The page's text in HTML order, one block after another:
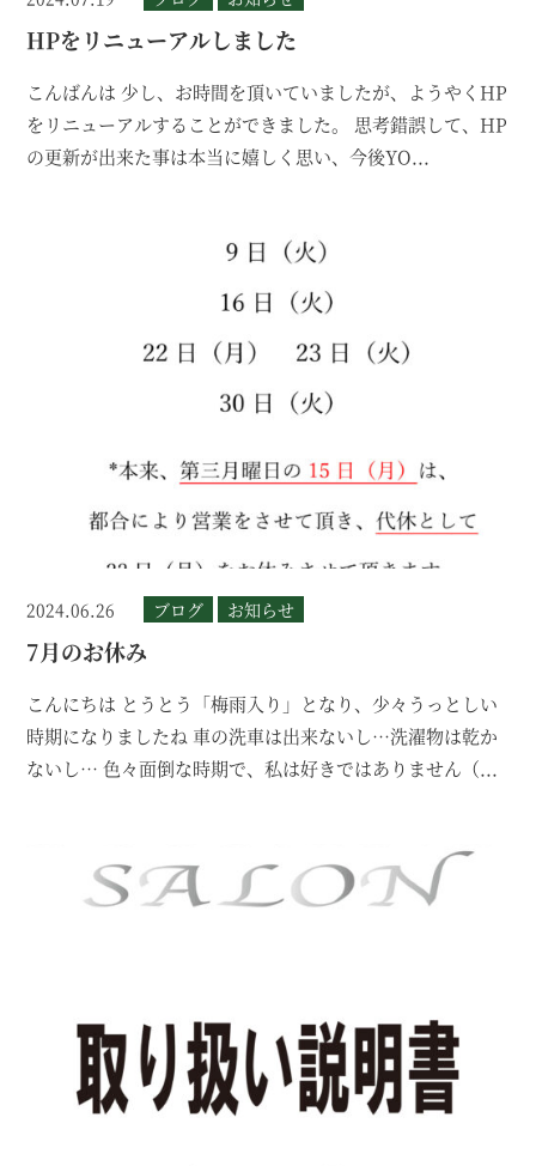
HPをリニューアルしました
こんばんは 少し、お時間を頂いていましたが、ようやくHP
をリニューアルすることができました。 思考錯誤して、HP
の更新が出来た事は本当に嬉しく思い、今後YO...
2024.06.26 ブログ お知らせ
7月のお休み
こんにちは とうとう「梅雨入り」となり、少々うっとしい
時期になりましたね 車の洗車は出来ないし…洗濯物は乾か
ないし… 色々面倒な時期で、私は好きではありません（...